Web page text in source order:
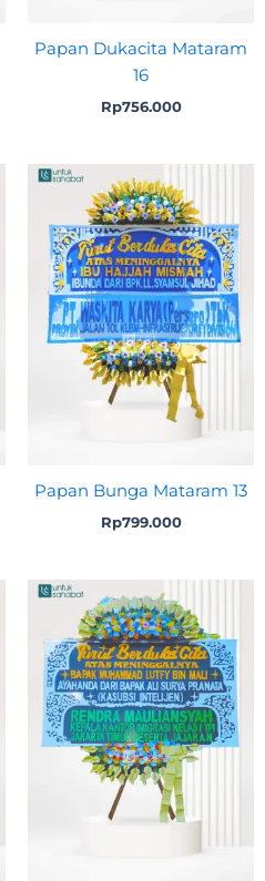
Papan Dukacita Mataram
16
Rp756.000
Papan Bunga Mataram 13
Rp799.000